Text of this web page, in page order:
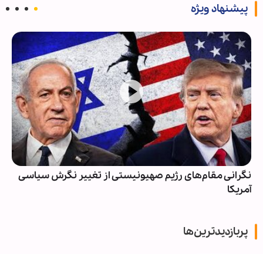
پیشنهاد ویژه
نگرانی مقام‌های رژیم صهیونیستی از تغییر نگرش سیاسی
آمریکا
پربازدیدترین‌ها